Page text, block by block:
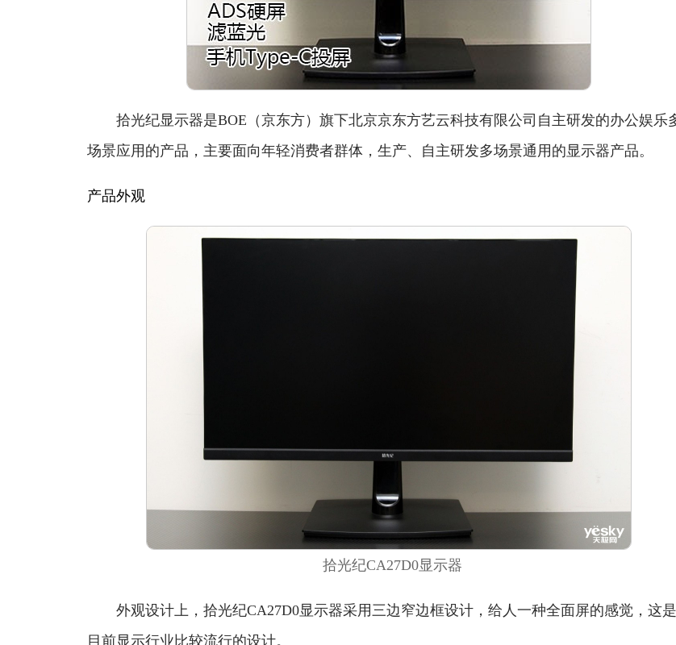
拾光纪显示器是BOE（京东方）旗下北京京东方艺云科技有限公司自主研发的办公娱乐
场景应用的产品，主要面向年轻消费者群体，生产、自主研发多场景通用的显示器产品。
产品外观
拾光纪CA27D0显示器
外观设计上，拾光纪CA27D0显示器采用三边窄边框设计，给人一种全面屏的感觉，这是
目前显示行业比较流行的设计。